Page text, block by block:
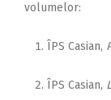
volumelor:
ÎPS Casian,
ÎPS Casian,